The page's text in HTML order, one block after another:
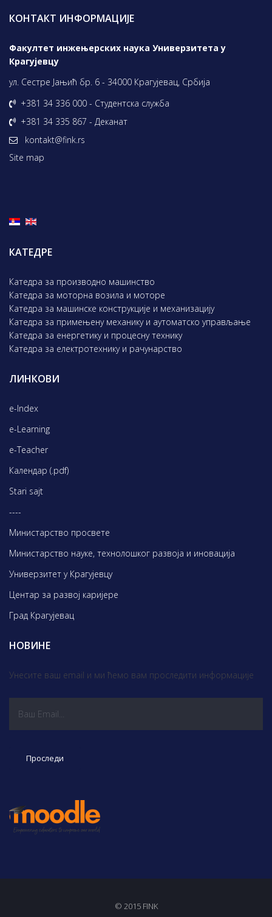
КОНТАКТ ИНФОРМАЦИЈЕ
Факултет инжењерских наука Универзитета у
Крагујевцу
ул. Сестре Јањић бр. 6 - 34000 Крагујевац, Србија
+381 34 336 000 - Студентска служба
+381 34 335 867 - Деканат
kontakt@fink.rs
Site map
КАТЕДРЕ
Катедра за производно машинство
Катедра за моторна возила и моторе
Катедра за машинске конструкције и механизацију
Катедра за примењену механику и аутоматско управљање
Катедра за енергетику и процесну технику
Катедра за електротехнику и рачунарство
ЛИНКОВИ
e-Index
e-Learning
e-Teacher
Календар (.pdf)
Stari sajt
----
Министарство просвете
Министарство науке, технолошког развоја и иновација
Универзитет у Крагујевцу
Центар за развој каријере
Град Крагујевац
НОВИНЕ
Унесите ваш email и ми ћемо вам проследити информације
© 2015 FINK